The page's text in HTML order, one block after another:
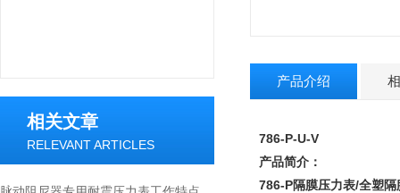
相关文章
RELEVANT ARTICLES
产品介绍
786-P-U-V
产品简介：
786-P隔膜压力表/全塑隔